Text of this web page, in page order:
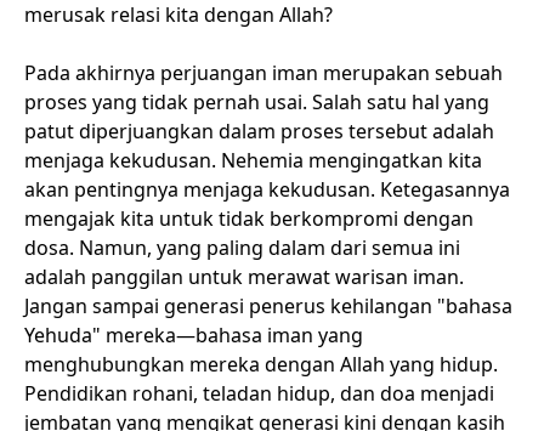
merusak relasi kita dengan Allah?
Pada akhirnya perjuangan iman merupakan sebuah
proses yang tidak pernah usai. Salah satu hal yang
patut diperjuangkan dalam proses tersebut adalah
menjaga kekudusan. Nehemia mengingatkan kita
akan pentingnya menjaga kekudusan. Ketegasannya
mengajak kita untuk tidak berkompromi dengan
dosa. Namun, yang paling dalam dari semua ini
adalah panggilan untuk merawat warisan iman.
Jangan sampai generasi penerus kehilangan "bahasa
Yehuda" mereka—bahasa iman yang
menghubungkan mereka dengan Allah yang hidup.
Pendidikan rohani, teladan hidup, dan doa menjadi
jembatan yang mengikat generasi kini dengan kasih